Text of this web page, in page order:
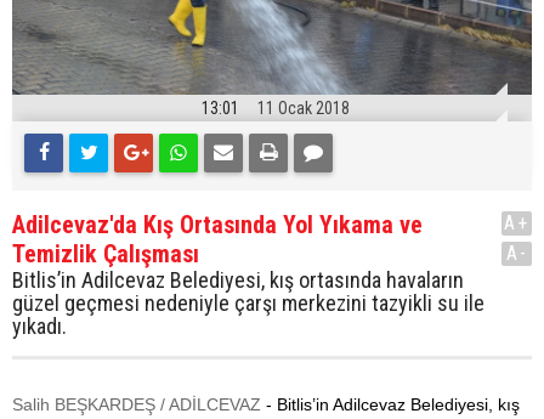
13:01 11 Ocak 2018
Adilcevaz'da Kış Ortasında Yol Yıkama ve
Temizlik Çalışması
Bitlis’in Adilcevaz Belediyesi, kış ortasında havaların
güzel geçmesi nedeniyle çarşı merkezini tazyikli su ile
yıkadı.
A+
A-
Salih BEŞKARDEŞ / ADİLCEVAZ - Bitlis’in Adilcevaz Belediyesi, kış